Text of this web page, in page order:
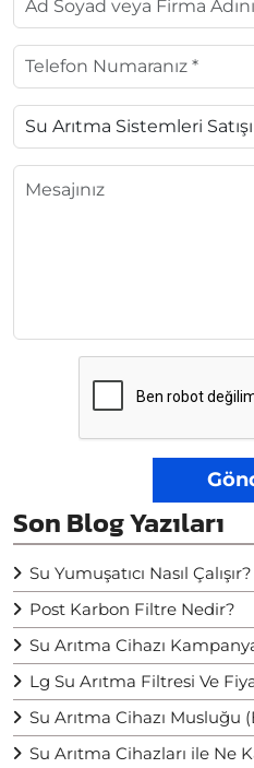
Son Blog Yazıları
Su Yumuşatıcı Nasıl Çalışır?
Post Karbon Filtre Nedir?
Su Arıtma Cihazı
Lg Su Arıtma Filtresi Ve
Su Arıtma Cihazı Musluğu
Su Arıtma Cihazları ile Ne